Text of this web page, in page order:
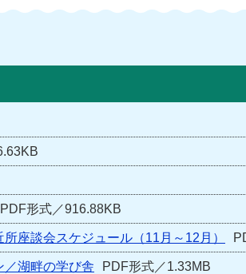
PDF形式／916.88KB
座談会スケジュール（11月～12月）
／湖畔の学び舎 PDF形式／1.33MB